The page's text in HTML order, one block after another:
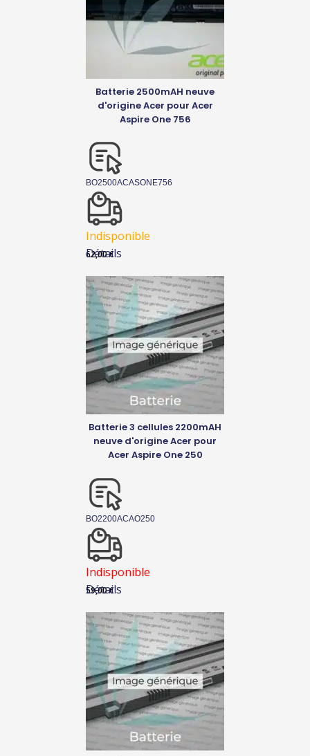
Détails
Batterie 2500mAH neuve
d'origine Acer pour Acer
Aspire One 756
BO2500ACASONE756
Indisponible
62,00€
Détails
Batterie 3 cellules 2200mAH
neuve d'origine Acer pour
Acer Aspire One 250
BO2200ACAO250
Indisponible
59,00€